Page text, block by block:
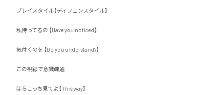
プレイスタイル【ディフェンスタイル】
私待ってるの 【Have you noticed】
気付くのを 【Do you understand?】
この視線で意識疎通
ほらこっち見てよ【This way】